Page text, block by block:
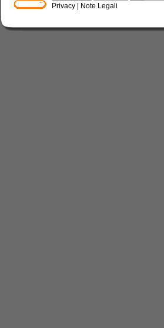
Privacy | Note Legali